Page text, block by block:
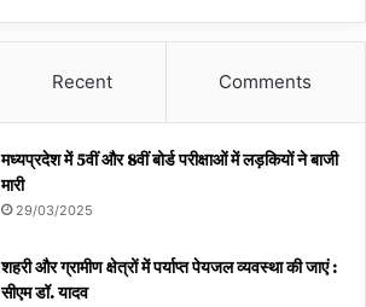
Recent Comments
मध्यप्रदेश में 5वीं और 8वीं बोर्ड परीक्षाओं में लड़कियों ने बाजी
मारी
29/03/2025
शहरी और ग्रामीण क्षेत्रों में पर्याप्त पेयजल व्यवस्था की जाएं :
सीएम डॉ. यादव